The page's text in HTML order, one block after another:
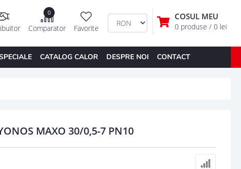
COSUL MEU
0 produse / 0 lei
Favorite
0
Comparator
CATALOG CALOR DESPRE NOI CONTACT
MAXO 30/0,5-7 PN10